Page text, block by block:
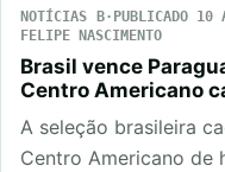
NOTÍCIAS PUBLICADO 10
FELIPE NASCIMENTO
Brasil vence
Centro Americano
A seleção brasileira
Centro Americano de